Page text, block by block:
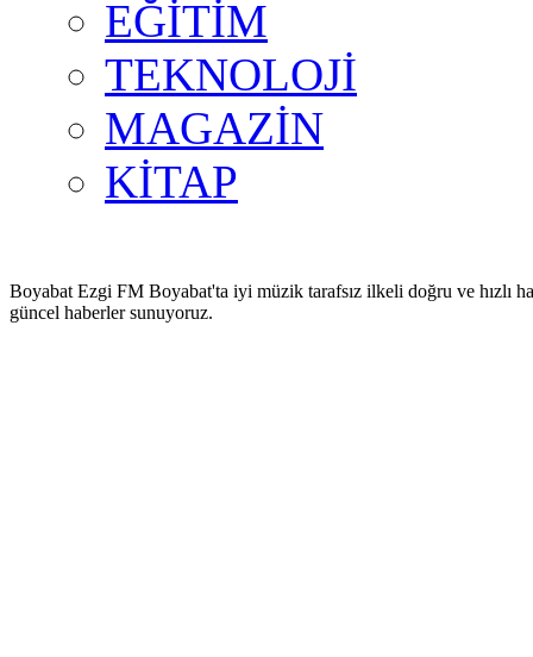
EĞİTİM
TEKNOLOJİ
MAGAZİN
KİTAP
Boyabat Ezgi FM Boyabat'ta iyi müzik tarafsız ilkeli doğru ve hızlı
güncel haberler sunuyoruz.